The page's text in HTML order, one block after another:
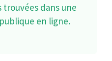
trouvées dans une
en ligne.